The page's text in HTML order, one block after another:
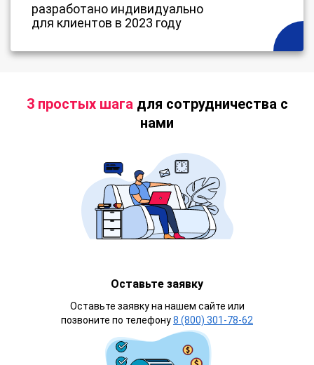
разработано индивидуально
для клиентов в 2023 году
3 простых шагадля сотрудничества с
нами
Оставьте заявку
Оставьте заявку на нашем сайте или
позвоните по телефону8 (800) 301-78-62